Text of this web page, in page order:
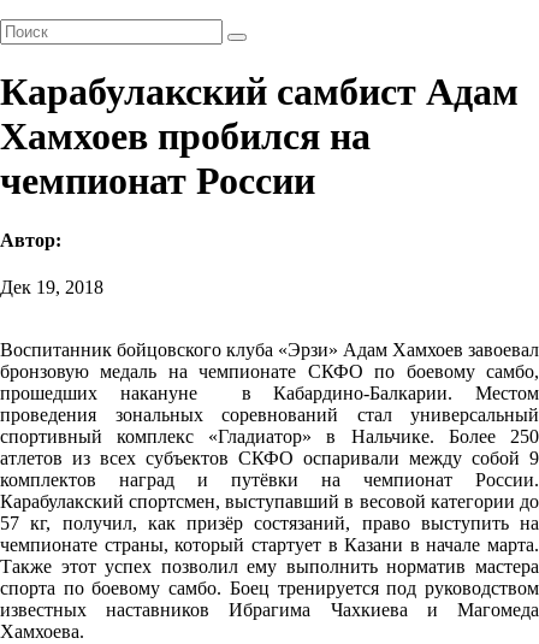
Карабулакский самбист Адам
Хамхоев пробился на
чемпионат России
Автор:
Дек 19, 2018
Воспитанник бойцовского клуба «Эрзи» Адам Хамхоев завоевал
бронзовую медаль на чемпионате СКФО по боевому самбо,
прошедших накануне
в Кабардино-Балкарии. Местом
проведения зональных соревнований стал универсальный
спортивный комплекс «Гладиатор» в Нальчике. Более 250
атлетов из всех субъектов СКФО оспаривали между собой 9
комплектов наград и путёвки на чемпионат России.
Карабулакский спортсмен, выступавший в весовой категории до
57 кг, получил, как призёр состязаний, право выступить на
чемпионате страны, который стартует в Казани в начале марта.
Также этот успех позволил ему выполнить норматив мастера
спорта по боевому самбо. Боец тренируется под руководством
известных наставников Ибрагима Чахкиева и Магомеда
Хамхоева.